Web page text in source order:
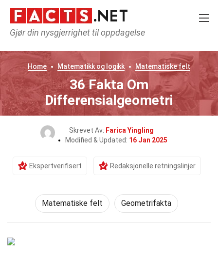
Gjør din nysgjerrighet til oppdagelse
Home Matematikk og logikk Matematiske felt
36 Fakta Om
Differensialgeometri
Skrevet Av: Farica Yingling
Modified & Updated: 16 Jan 2025
Ekspertverifisert Redaksjonelle retningslinjer
Matematiske felt Geometrifakta